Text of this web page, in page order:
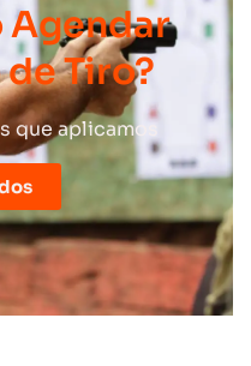
Agendar
Tiro?
que aplicamos